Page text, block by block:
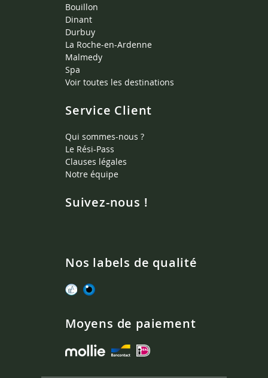
Bouillon
Dinant
Durbuy
La Roche-en-Ardenne
Malmedy
Spa
Voir toutes les destinations
Service Client
Qui sommes-nous ?
Le Rési-Pass
Clauses légales
Notre équipe
Suivez-nous !
Nos labels de qualité
Moyens de paiement